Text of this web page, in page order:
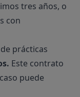
tres años, o
con
prácticas
Este contrato
puede